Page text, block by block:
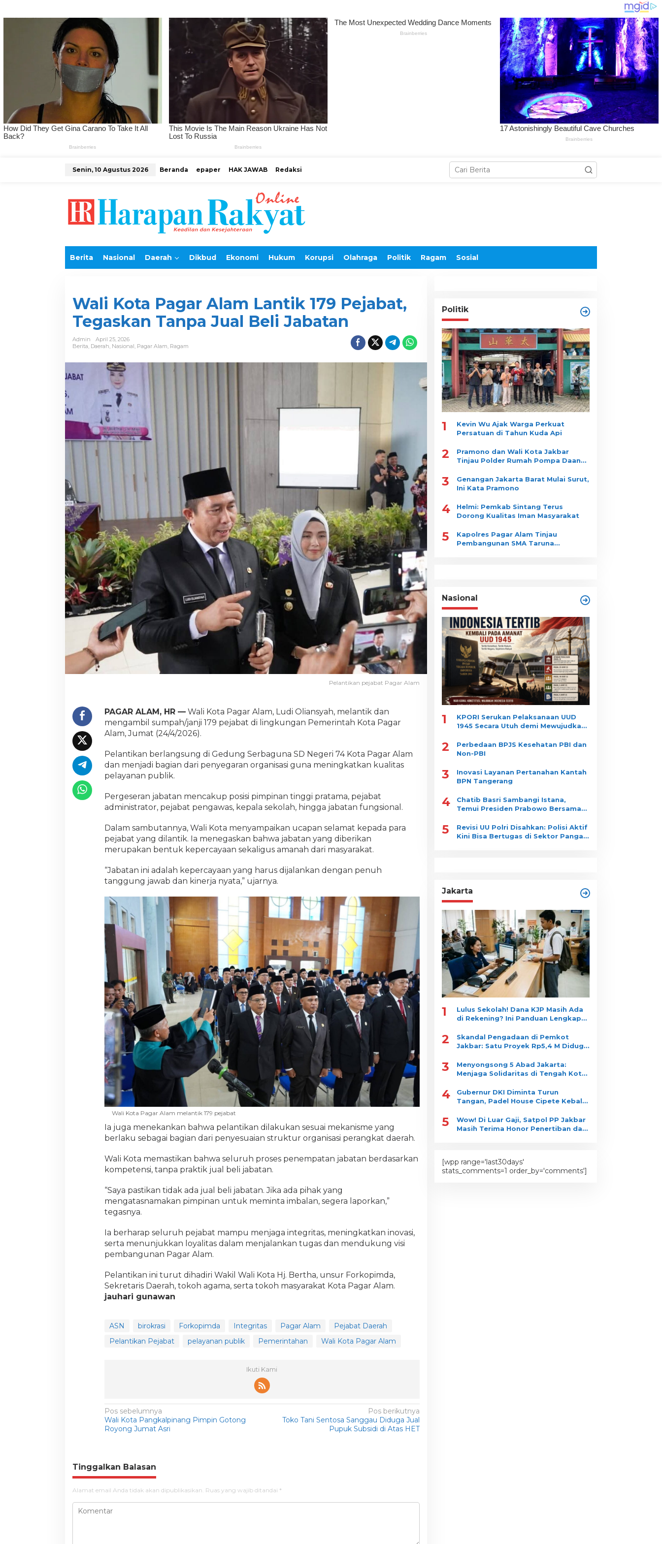
Senin, 10 Agustus 2026 Beranda epaper HAK JAWAB Redaksi
Berita Nasional Daerah Dikbud Ekonomi Hukum Korupsi Olahraga Politik Ragam Sosial
Wali Kota Pagar Alam Lantik 179 Pejabat,
Tegaskan Tanpa Jual Beli Jabatan
Admin
April 25, 2026
Berita, Daerah, Nasional, Pagar Alam, Ragam
Pelantikan pejabat Pagar Alam
PAGAR ALAM, HR —Wali Kota Pagar Alam, Ludi Oliansyah, melantik dan
mengambil sumpah/janji 179 pejabat di lingkungan Pemerintah Kota Pagar
Alam, Jumat (24/4/2026).
Pelantikan berlangsung di Gedung Serbaguna SD Negeri 74 Kota Pagar Alam
dan menjadi bagian dari penyegaran organisasi guna meningkatkan kualitas
pelayanan publik.
Pergeseran jabatan mencakup posisi pimpinan tinggi pratama, pejabat
administrator, pejabat pengawas, kepala sekolah, hingga jabatan fungsional.
Dalam sambutannya, Wali Kota menyampaikan ucapan selamat kepada para
pejabat yang dilantik. Ia menegaskan bahwa jabatan yang diberikan
merupakan bentuk kepercayaan sekaligus amanah dari masyarakat.
“Jabatan ini adalah kepercayaan yang harus dijalankan dengan penuh
tanggung jawab dan kinerja nyata,” ujarnya.
Wali Kota Pagar Alam melantik 179 pejabat
Ia juga menekankan bahwa pelantikan dilakukan sesuai mekanisme yang
berlaku sebagai bagian dari penyesuaian struktur organisasi perangkat daerah.
Wali Kota memastikan bahwa seluruh proses penempatan jabatan berdasarkan
kompetensi, tanpa praktik jual beli jabatan.
“Saya pastikan tidak ada jual beli jabatan. Jika ada pihak yang
mengatasnamakan pimpinan untuk meminta imbalan, segera laporkan,”
tegasnya.
Ia berharap seluruh pejabat mampu menjaga integritas, meningkatkan inovasi,
serta menunjukkan loyalitas dalam menjalankan tugas dan mendukung visi
pembangunan Pagar Alam.
Pelantikan ini turut dihadiri Wakil Wali Kota Hj. Bertha, unsur Forkopimda,
Sekretaris Daerah, tokoh agama, serta tokoh masyarakat Kota Pagar Alam.
jauhari gunawan
ASN birokrasi Forkopimda Integritas Pagar Alam
Pejabat Daerah
Pelantikan Pejabat
pelayanan publik Pemerintahan Wali Kota Pagar Alam
Ikuti Kami
N
a
g
a
s
i
Pos sebelumnya
Wali Kota Pangkalpinang Pimpin Gotong
Royong Jumat Asri
Pos berikutnya
Toko Tani Sentosa Sanggau Diduga Jual
Pupuk Subsidi di Atas HET
Tinggalkan Balasan
Alamat email Anda tidak akan dipublikasikan. Ruas yang wajib ditandai *
Politik
1
Kevin Wu Ajak Warga Perkuat
Persatuan di Tahun Kuda Api
2
Pramono dan Wali Kota Jakbar
Tinjau Polder Rumah Pompa Daan
3
Genangan Jakarta Barat Mulai Surut,
Ini Kata Pramono
4
Helmi: Pemkab Sintang Terus
Dorong Kualitas Iman Masyarakat
5
Kapolres Pagar Alam Tinjau
Pembangunan SMA Taruna
Nasional
1
KPORI Serukan Pelaksanaan UUD
1945 Secara Utuh demi Mewujudkan
2
Perbedaan BPJS Kesehatan PBI dan
Non-PBI
3
Inovasi Layanan Pertanahan Kantah
BPN Tangerang
4
Chatib Basri Sambangi Istana,
Temui Presiden Prabowo Bersama
5
Revisi UU Polri Disahkan: Polisi Aktif
Kini Bisa Bertugas di Sektor Pangan
Jakarta
1
Lulus Sekolah! Dana KJP Masih Ada
di Rekening? Ini Panduan Lengkap
2
Skandal Pengadaan di Pemkot
Jakbar: Satu Proyek Rp5,4 M Diduga
Satu Vendor
3
Menyongsong 5 Abad Jakarta:
Menjaga Solidaritas di Tengah Kota
4
Gubernur DKI Diminta Turun
Tangan, Padel House Cipete Kebal
5
Wow! Di Luar Gaji, Satpol PP Jakbar
Masih Terima Honor Penertiban dan
[wpp range='last30days'
stats_comments=1 order_by='comments']